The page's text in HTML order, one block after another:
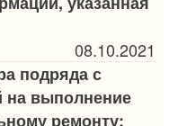
08.10.2021
подряда с
на выполнение
ремонту: